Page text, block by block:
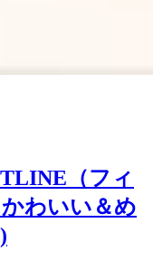
（フィ
わいい＆め